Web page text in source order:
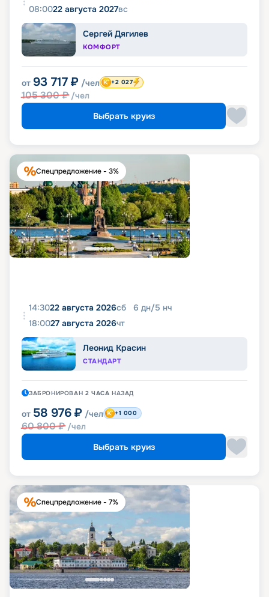
08:0022 августа 2027вс
Сергей Дягилев
КОМФОРТ
от 93 717 ₽ /чел
105 300₽ /чел
+2 027
Выбрать круиз
Спецпредложение - 3%
14:3022 августа 2026сб 6 дн/5 нч
18:0027 августа 2026чт
Леонид Красин
СТАНДАРТ
ЗАБРОНИРОВАН 2 ЧАСА НАЗАД
от 58 976 ₽ /чел
60 800₽ /чел
+1 000
Выбрать круиз
Спецпредложение - 7%